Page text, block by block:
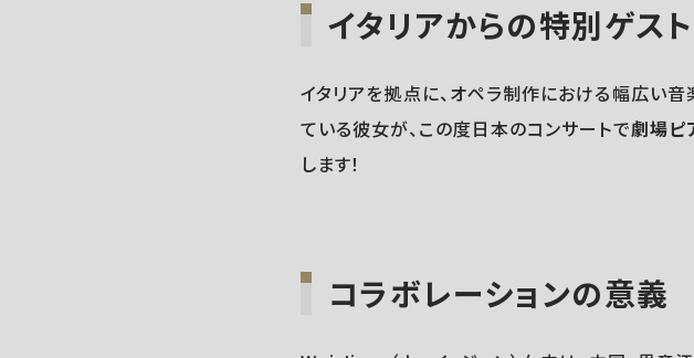
イタリアからの特別ゲス
イタリアを拠点に、オペラ制作における幅広い
ている彼女が、この度日本のコンサートで劇場
します！
コラボレーションの意義